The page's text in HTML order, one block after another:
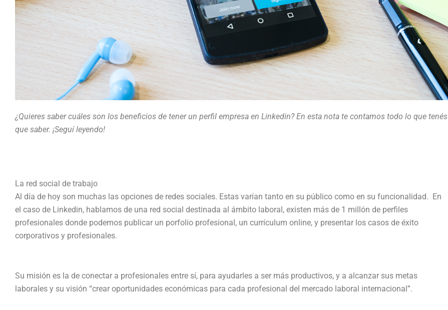
¿Quieres saber cuáles son los beneficios de tener un perfil empresa en Linkedin? En esta nota te contamos todo lo que tenés
que saber. ¡Seguí leyendo!
La red social de trabajo
Al día de hoy son muchas las opciones de redes sociales. Estas varían tanto en su público como en su funcionalidad. En
el caso de Linkedin, hablamos de una red social destinada al ámbito laboral, existen más de 1 millón de perfiles
profesionales donde podemos publicar un porfolio profesional, un currículum online, y presentar los casos de éxito
corporativos y profesionales.
Su misión es la de conectar a profesionales entre sí, para ayudarles a ser más productivos, y a alcanzar sus metas
laborales y su visión “crear oportunidades económicas para cada profesional del mercado laboral internacional”.